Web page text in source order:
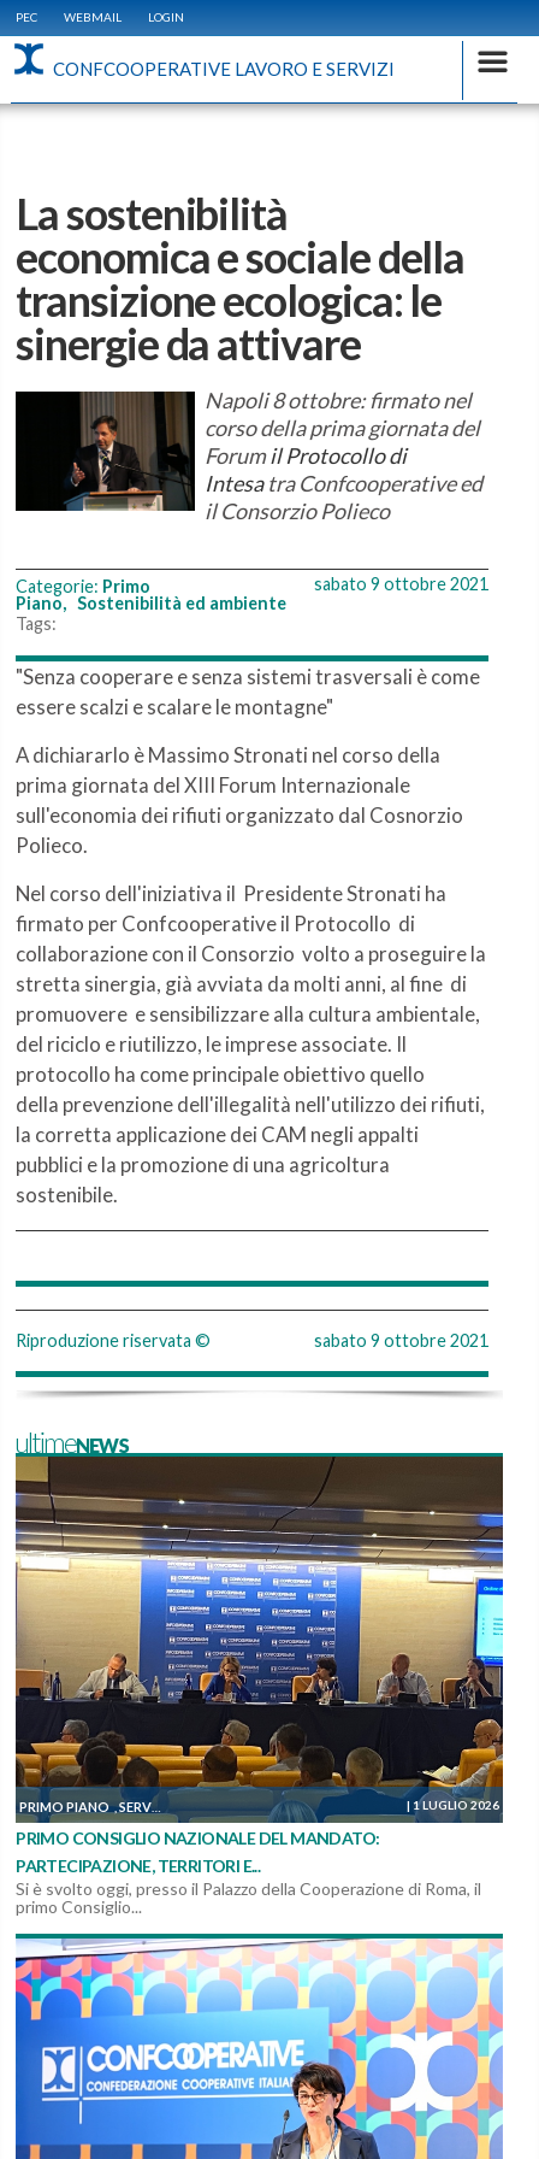
PEC WEBMAIL LOGIN
CONFCOOPERATIVE LAVORO E SERVIZI
La sostenibilità
economica e sociale della
transizione ecologica: le
sinergie da attivare
Napoli 8 ottobre: firmato nel
corso della prima giornata del
Forumil Protocollo di
Intesatra Confcooperative ed
il Consorzio Polieco
sabato 9 ottobre 2021
Categorie: Primo
Piano,Sostenibilità ed ambiente
Tags:
"Senza cooperare e senza sistemi trasversali è come
essere scalzi e scalare le montagne"
A dichiararlo è Massimo Stronati nel corso della
prima giornata del XIII Forum Internazionale
sull'economia dei rifiuti organizzato dal Cosnorzio
Polieco.
Nel corso dell'iniziativa il Presidente Stronati ha
firmato per Confcooperative il Protocollo di
collaborazione con il Consorzio volto a proseguire la
stretta sinergia, già avviata da molti anni, al fine di
promuovere e sensibilizzare alla cultura ambientale,
del riciclo e riutilizzo, le imprese associate. Il
protocollo ha come principale obiettivo quello
della prevenzione dell'illegalità nell'utilizzo dei rifiuti,
la corretta applicazione dei CAM negli appalti
pubblici e la promozione di una agricoltura
sostenibile.
Riproduzione riservata © sabato 9 ottobre 2021
ultimeNEWS
PRIMO PIANO ,SERVIZI, MANUTENZIONI E COSTRUZIONI SOSTENIBILITÀ ED
| 1 LUGLIO 2026
PRIMO CONSIGLIO NAZIONALE DEL MANDATO:
PARTECIPAZIONE, TERRITORI E...
Si è svolto oggi, presso il Palazzo della Cooperazione di Roma, il
primo Consiglio...